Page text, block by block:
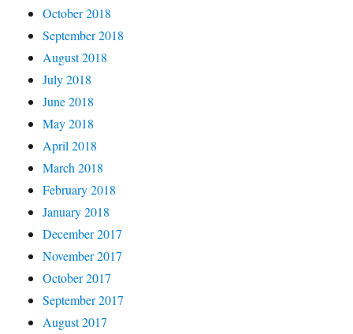
October 2018
September 2018
August 2018
July 2018
June 2018
May 2018
April 2018
March 2018
February 2018
January 2018
December 2017
November 2017
October 2017
September 2017
August 2017